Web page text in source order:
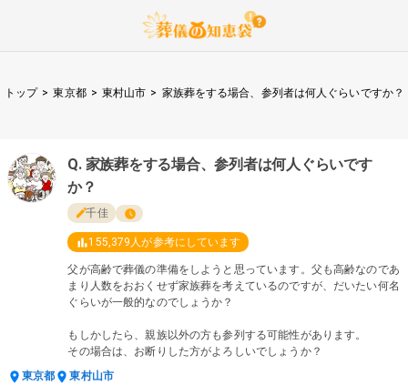
トップ > 東京都 > 東村山市 > 家族葬をする場合、参列者は何人ぐらいですか？
家族葬をする場合、参列者は何人ぐらいです
か？
千佳
155,379 人が参考にしています
父が高齢で葬儀の準備をしようと思っています。父も高齢なのであ
まり人数をおおくせず家族葬を考えているのですが、だいたい何名
ぐらいが一般的なのでしょうか？
もしかしたら、親族以外の方も参列する可能性があります。
その場合は、お断りした方がよろしいでしょうか？
東京都
東村山市